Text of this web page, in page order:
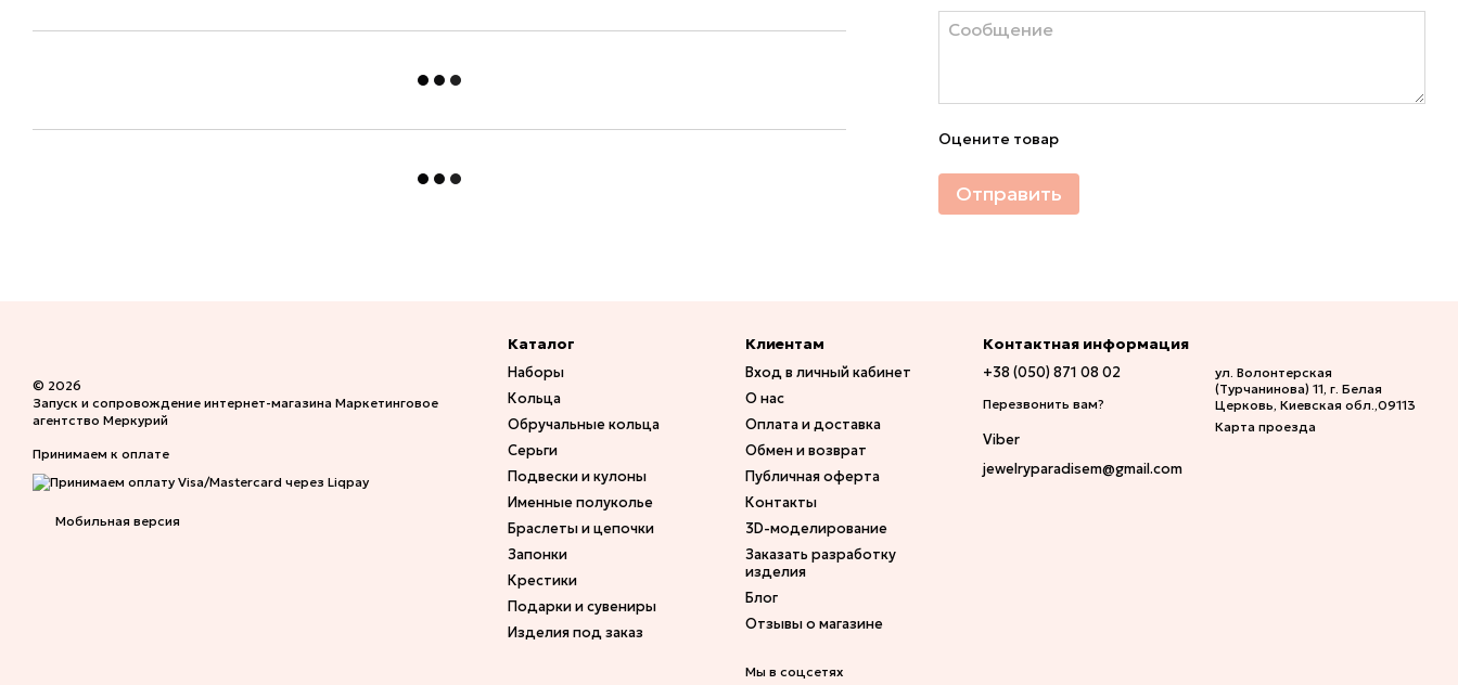
Оцените товар
Отправить
© 2026
Запуск и сопровождение интернет-магазина Маркетинговое
агентство Меркурий
Принимаем к оплате
Мобильная версия
Каталог
Наборы
Кольца
Обручальные кольца
Серьги
Подвески и кулоны
Именные полуколье
Браслеты и цепочки
Запонки
Крестики
Подарки и сувениры
Изделия под заказ
Клиентам
Вход в личный кабинет
О нас
Оплата и доставка
Обмен и возврат
Публичная оферта
Контакты
3D-моделирование
Заказать разработку
изделия
Блог
Отзывы о магазине
Мы в соцсетях
Контактная информация
+38 (050) 871 08 02
Перезвонить вам?
Viber
jewelryparadisem@gmail.com
ул. Волонтерская
(Турчанинова) 11, г. Белая
Церковь, Киевская обл.,09113
Карта проезда